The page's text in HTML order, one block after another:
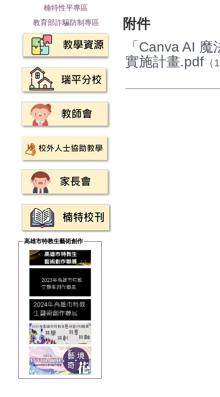
楠特性平專區
教育部詐騙防制專區
高雄市特教生藝術創作
附件
「Canva AI
實施計畫.pdf